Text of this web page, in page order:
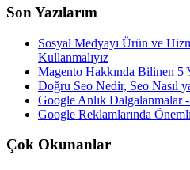
Son Yazılarım
Sosyal Medyayı Ürün ve
Kullanmalıyız
Magento Hakkında Bilinen 5
Doğru Seo Nedir, Seo Nasıl
Google Anlık Dalgalanmalar
Google Reklamlarında
Çok Okunanlar